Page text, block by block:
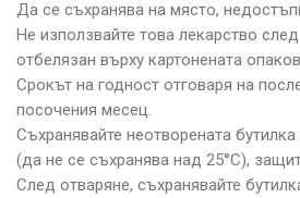
Да се съхранява на място,
Не използвайте това лекарство
отбелязан върху картонената
Срокът на годност отговаря на
посочения месец.
Съхранявайте неотворената
(да не се съхранява над 25°С),
След отваряне, съхранявайте